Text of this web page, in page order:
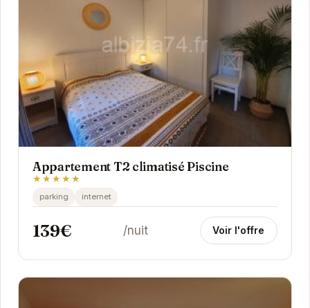
Appartement T2 climatisé Piscine
★★★★★
parking internet
139€ /nuit Voir l'offre